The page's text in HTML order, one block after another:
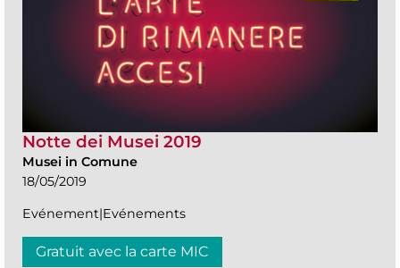
Notte dei Musei 2019
Musei in Comune
18/05/2019
Evénement|Evénements
Gratuit avec la carte MIC